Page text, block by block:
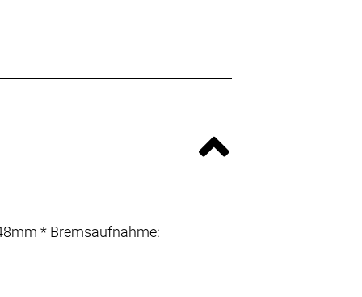
* Bremsaufnahme: